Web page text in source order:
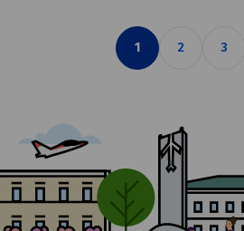
1strona 2strona 3